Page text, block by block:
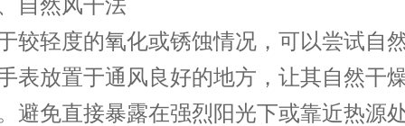
然风干法
度的氧化或锈蚀情况，可以尝试自
表放置于通风良好的地方，让其自然干
避免直接暴露在强烈阳光下或靠近热源